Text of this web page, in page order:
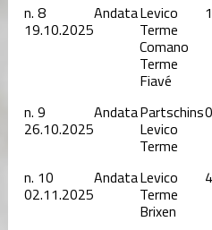
n. 8
19.10.2025
AndataLevico
Terme
Comano
Terme
Fiavé
n. 9
26.10.2025
AndataPartschins
Levico
Terme
n. 10
02.11.2025
AndataLevico
Terme
Brixen